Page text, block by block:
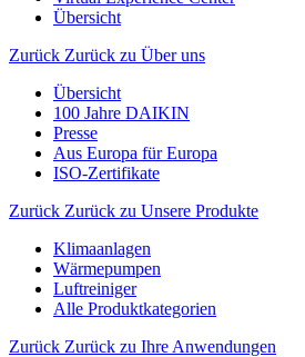
Übersicht
Zurück Zurück zu Über uns
Übersicht
100 Jahre DAIKIN
Presse
Aus Europa für Europa
ISO-Zertifikate
Zurück Zurück zu Unsere Produkte
Klimaanlagen
Wärmepumpen
Luftreiniger
Alle Produktkategorien
Zurück Zurück zu Ihre Anwendungen